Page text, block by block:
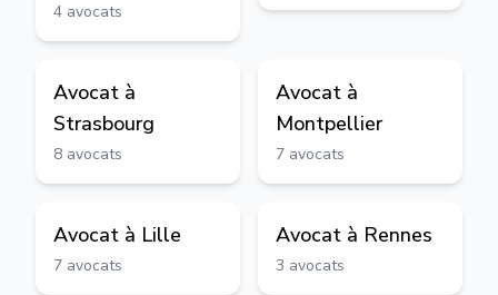
4 avocats
Avocat à
Strasbourg
8 avocats
Avocat à
Montpellier
7 avocats
Avocat à Lille
7 avocats
Avocat à Rennes
3 avocats